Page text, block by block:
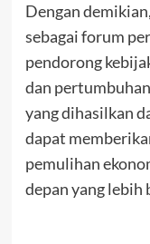
Dengan
sebagai forum
pendorong
dan
yang dihasilkan
dapat
pemulihan
depan yang lebih